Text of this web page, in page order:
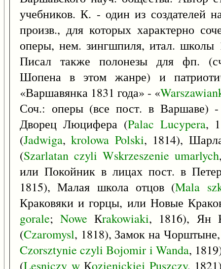
учебников. К. - один из создателей
произв., для которых характерно
оперы, нем. зингшпиля, итал. школы
Писал также полонезы для фп.
Шопена в этом жанре) и
«Варшавянка 1831 года» - «
Соч.: оперы (все пост. в Варшаве)
Дворец Люцифера (Palac Lucypera,
(Jadwiga,krolowa Polski, 1814),
(Szarlatan czyli Wskrzeszenie umarlych
или Покойник в лицах пост. в
1815), Малая школа отцов (Mala
Краковяки и горцы, или Новые
gorale;Nowe Кrakowiaki, 1816), Ян
(Czaromysl, 1818), Замок на
Czorsztynie czyli Bojomir i Wanda,
(Lesniczy wКozienickiej Puszczy,